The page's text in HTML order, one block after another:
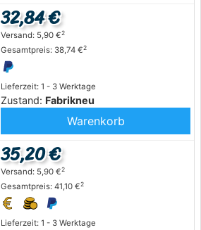
Lieferzeit: 1 - 3 Werktage
Zustand: Fabrikneu
32,84 €
Versand: 5,90 €2
Gesamtpreis: 38,74 €2
Warenkorb
Lieferzeit: 1 - 3 Werktage
35,20 €
Versand: 5,90 €2
Gesamtpreis: 41,10 €2